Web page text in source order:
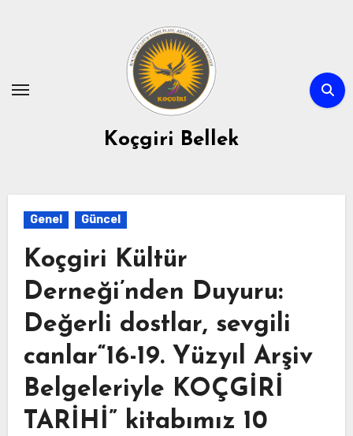
Koçgiri Bellek
Genel Güncel
Koçgiri Kültür
Derneği’nden Duyuru:
Değerli dostlar, sevgili
canlar“16-19. Yüzyıl Arşiv
Belgeleriyle KOÇGİRİ
TARİHİ” kitabımız 10